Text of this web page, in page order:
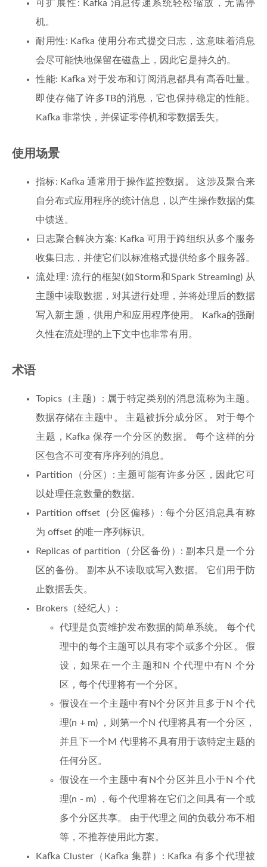
可扩展性: Kafka 消息传递系统轻松缩放，无需停
机。
耐用性: Kafka 使用分布式提交日志，这意味着消息
会尽可能快地保留在磁盘上，因此它是持久的。
性能: Kafka 对于发布和订阅消息都具有高吞吐量。
即使存储了许多TB的消息，它也保持稳定的性能。
Kafka 非常快，并保证零停机和零数据丢失。
使用场景
指标: Kafka 通常用于操作监控数据。 这涉及聚合来
自分布式应用程序的统计信息，以产生操作数据的集
中馈送。
日志聚合解决方案: Kafka 可用于跨组织从多个服务
收集日志，并使它们以标准格式提供给多个服务器。
流处理: 流行的框架(如Storm和Spark Streaming) 从
主题中读取数据，对其进行处理，并将处理后的数据
写入新主题，供用户和应用程序使用。 Kafka的强耐
久性在流处理的上下文中也非常有用。
术语
Topics（主题）: 属于特定类别的消息流称为主题。
数据存储在主题中。 主题被拆分成分区。 对于每个
主题，Kafka 保存一个分区的数据。 每个这样的分
区包含不可变有序序列的消息。
Partition（分区）: 主题可能有许多分区，因此它可
以处理任意数量的数据。
Partition offset（分区偏移）: 每个分区消息具有称
为 offset 的唯一序列标识。
Replicas of partition（分区备份）: 副本只是一个分
区的备份。 副本从不读取或写入数据。 它们用于防
止数据丢失。
Brokers（经纪人）:
代理是负责维护发布数据的简单系统。 每个代
理中的每个主题可以具有零个或多个分区。 假
设，如果在一个主题和N 个代理中有N 个分
区，每个代理将有一个分区。
假设在一个主题中有N个分区并且多于N 个代
理(n + m) ，则第一个N 代理将具有一个分区，
并且下一个M 代理将不具有用于该特定主题的
任何分区。
假设在一个主题中有N个分区并且小于N 个代
理(n - m) ，每个代理将在它们之间具有一个或
多个分区共享。 由于代理之间的负载分布不相
等，不推荐使用此方案。
Kafka Cluster（Kafka 集群）: Kafka 有多个代理被